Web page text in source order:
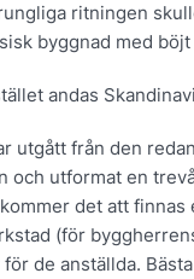
ritningen
byggnad med böjt
andas
utgått från den
och utformat en
det att finnas
(för
de anställda.